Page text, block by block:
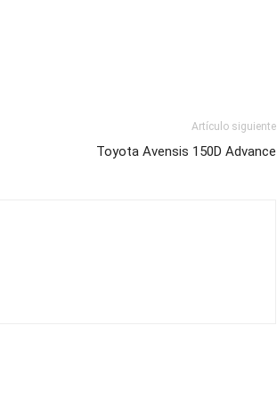
Artículo siguiente
Toyota Avensis 150D Advance